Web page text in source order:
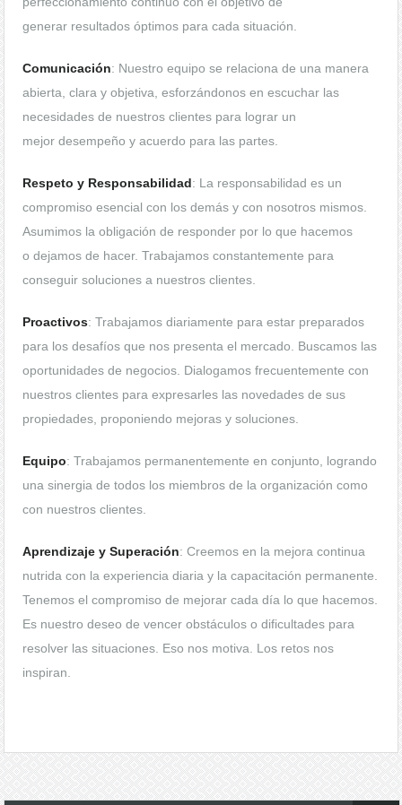
generar resultados óptimos para cada situación.
Comunicación: Nuestro equipo se relaciona de una manera
abierta, clara y objetiva, esforzándonos en escuchar las
necesidades de nuestros clientes para lograr un
mejor desempeño y acuerdo para las partes.
Respeto y Responsabilidad: La responsabilidad es un
compromiso esencial con los demás y con nosotros mismos.
Asumimos la obligación de responder por lo que hacemos
o dejamos de hacer. Trabajamos constantemente para
conseguir soluciones a nuestros clientes.
Proactivos: Trabajamos diariamente para estar preparados
para los desafíos que nos presenta el mercado. Buscamos las
oportunidades de negocios. Dialogamos frecuentemente con
nuestros clientes para expresarles las novedades de sus
propiedades, proponiendo mejoras y soluciones.
Equipo: Trabajamos permanentemente en conjunto, logrando
una sinergia de todos los miembros de la organización como
con nuestros clientes.
Aprendizaje y Superación: Creemos en la mejora continua
nutrida con la experiencia diaria y la capacitación permanente.
Tenemos el compromiso de mejorar cada día lo que hacemos.
Es nuestro deseo de vencer obstáculos o dificultades para
resolver las situaciones. Eso nos motiva. Los retos nos
inspiran.